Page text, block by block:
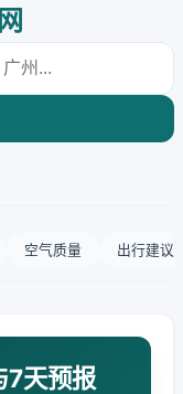
空气质量 出行建议
7天预报